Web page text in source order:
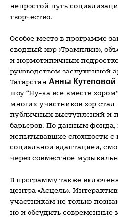
непростой путь
творчество.
Особое место в программе
сводный хор «Трамплин»,
и нормотипичных
руководством заслуженной
Татарстан Aнны Кутеповой
шоу “Ну-ка все вместе
многих участников хор
публичных выступлений и
барьеров. По данным фонда,
испытывавшие сложности
социальной адаптацией,
через совместное
В программу также
центра «Асцель».
участникам не только
но и обсудить современные